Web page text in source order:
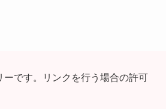
ーです。リンクを行う場合の許可